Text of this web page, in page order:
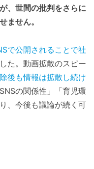
、世間の批判をさらに
ません。
で公開されることで社
た。動画拡散のスピー
後も情報は拡散し続け
の関係性」「育児環
、今後も議論が続く可